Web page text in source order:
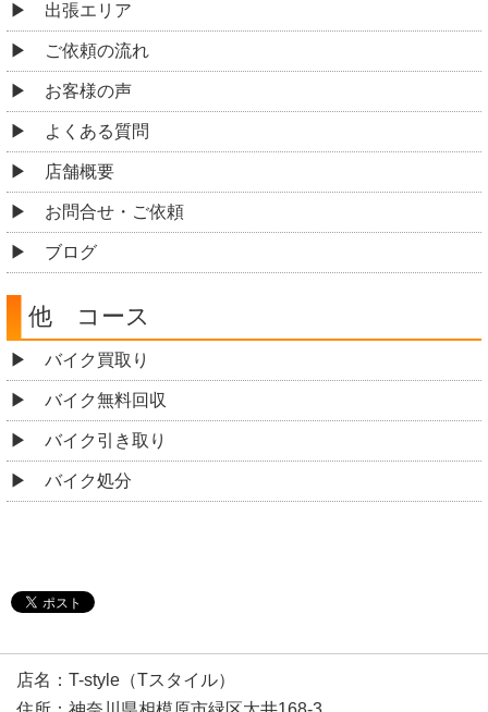
出張エリア
ご依頼の流れ
お客様の声
よくある質問
店舗概要
お問合せ・ご依頼
ブログ
他 コース
バイク買取り
バイク無料回収
バイク引き取り
バイク処分
店名：T-style（Tスタイル）